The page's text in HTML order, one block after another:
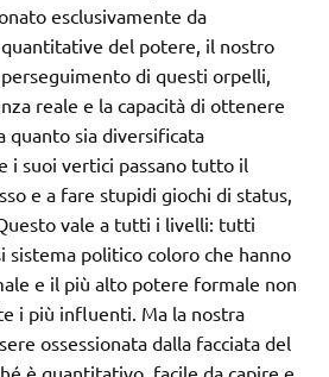
esclusivamente da
del potere, il nostro
di questi orpelli,
reale e la capacità di ottenere
quanto sia diversificata
i suoi vertici passano tutto il
e a fare stupidi giochi di status,
vale a tutti i livelli: tutti
sistema politico coloro che hanno
e il più alto potere formale non
i più influenti. Ma la nostra
ossessionata dalla facciata del